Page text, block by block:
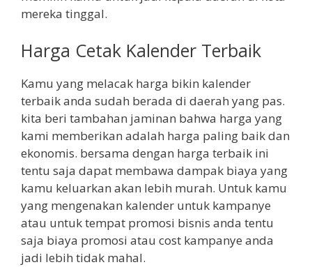
mereka tinggal.
Harga Cetak Kalender Terbaik
Kamu yang melacak harga bikin kalender
terbaik anda sudah berada di daerah yang pas.
kita beri tambahan jaminan bahwa harga yang
kami memberikan adalah harga paling baik dan
ekonomis. bersama dengan harga terbaik ini
tentu saja dapat membawa dampak biaya yang
kamu keluarkan akan lebih murah. Untuk kamu
yang mengenakan kalender untuk kampanye
atau untuk tempat promosi bisnis anda tentu
saja biaya promosi atau cost kampanye anda
jadi lebih tidak mahal.